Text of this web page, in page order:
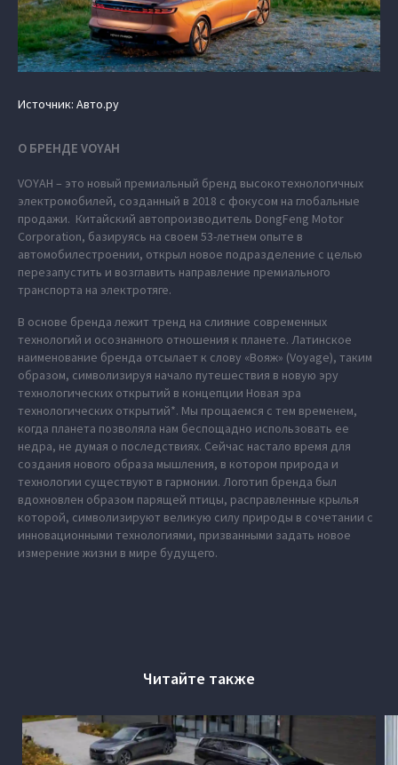
Источник: Авто.ру
О БРЕНДЕ VOYAH
VOYAH – это новый премиальный бренд высокотехнологичных
электромобилей, созданный в 2018 с фокусом на глобальные
продажи. Китайский автопроизводитель DongFeng Motor
Corporation, базируясь на своем 53-летнем опыте в
автомобилестроении, открыл новое подразделение с целью
перезапустить и возглавить направление премиального
транспорта на электротяге.
В основе бренда лежит тренд на слияние современных
технологий и осознанного отношения к планете. Латинское
наименование бренда отсылает к слову «Вояж» (Voyage), таким
образом, символизируя начало путешествия в новую эру
технологических открытий в концепции Новая эра
технологических открытий*. Мы прощаемся с тем временем,
когда планета позволяла нам беспощадно использовать ее
недра, не думая о последствиях. Сейчас настало время для
создания нового образа мышления, в котором природа и
технологии существуют в гармонии. Логотип бренда был
вдохновлен образом парящей птицы, расправленные крылья
которой, символизируют великую силу природы в сочетании с
инновационными технологиями, призванными задать новое
измерение жизни в мире будущего.
Читайте также